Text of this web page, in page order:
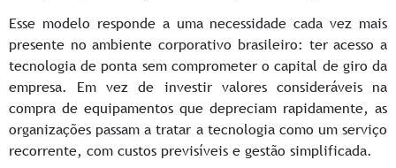
Esse modelo responde a uma necessidade cada vez mais
presente no ambiente corporativo brasileiro: ter acesso a
tecnologia de ponta sem comprometer o capital de giro da
empresa. Em vez de investir valores consideráveis na
compra de equipamentos que depreciam rapidamente, as
organizações passam a tratar a tecnologia como um serviço
recorrente, com custos previsíveis e gestão simplificada.